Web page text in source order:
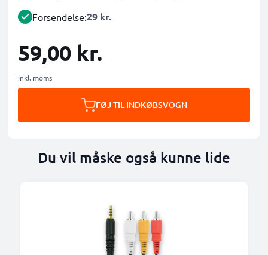
Forsendelse:29 kr.
59,00 kr.
inkl. moms
FØJ TIL INDKØBSVOGN
Du vil måske også kunne lide